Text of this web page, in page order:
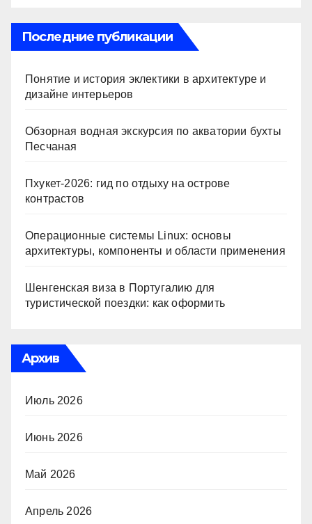
Последние публикации
Понятие и история эклектики в архитектуре и
дизайне интерьеров
Обзорная водная экскурсия по акватории бухты
Песчаная
Пхукет-2026: гид по отдыху на острове
контрастов
Операционные системы Linux: основы
архитектуры, компоненты и области применения
Шенгенская виза в Португалию для
туристической поездки: как оформить
Архив
Июль 2026
Июнь 2026
Май 2026
Апрель 2026